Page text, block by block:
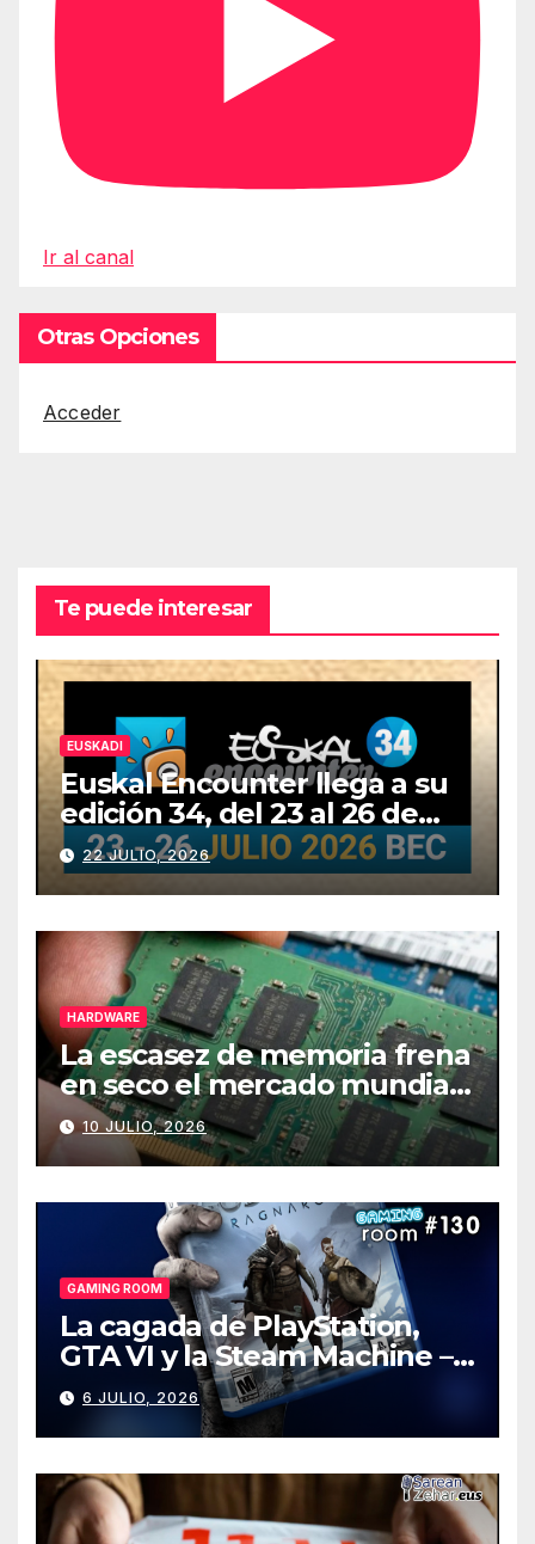
Ir al canal
Otras Opciones
Acceder
Te puede interesar
EUSKADI
Euskal Encounter llega a su
edición 34, del 23 al 26 de
julio
22 JULIO, 2026
HARDWARE
La escasez de memoria frena
en seco el mercado mundial
de PCs
10 JULIO, 2026
GAMING ROOM
La cagada de PlayStation,
GTA VI y la Steam Machine –
Gaming Room #130
6 JULIO, 2026